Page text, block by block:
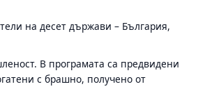
на десет държави – България,
В програмата са предвидени
с брашно, получено от